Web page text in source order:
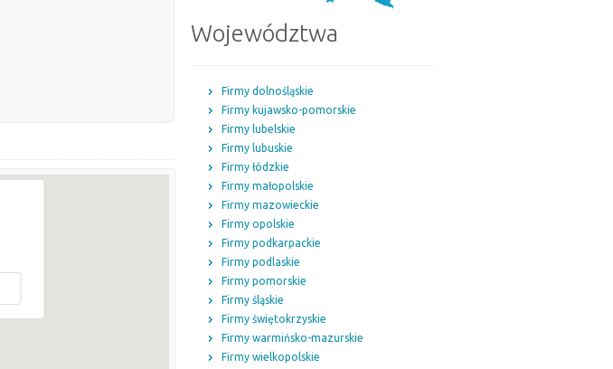
Województwa
Firmy dolnośląskie
Firmy kujawsko-pomorskie
Firmy lubelskie
Firmy lubuskie
Firmy łódzkie
Firmy małopolskie
Firmy mazowieckie
Firmy opolskie
Firmy podkarpackie
Firmy podlaskie
Firmy pomorskie
Firmy śląskie
Firmy świętokrzyskie
Firmy warmińsko-mazurskie
Firmy wielkopolskie